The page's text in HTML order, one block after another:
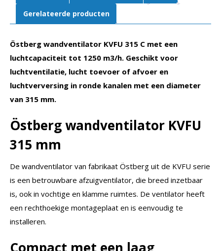
aantalGerelateerde producten
Östberg wandventilator KVFU 315 C met een
luchtcapaciteit tot 1250 m3/h. Geschikt voor
luchtventilatie, lucht toevoer of afvoer en
luchtverversing in ronde kanalen met een diameter
van 315 mm.
Östberg wandventilator KVFU
315 mm
De wandventilator van fabrikaat Östberg uit de KVFU serie
is een betrouwbare afzuigventilator, die breed inzetbaar
is, ook in vochtige en klamme ruimtes. De ventilator heeft
een rechthoekige montageplaat en is eenvoudig te
installeren.
Compact met een laag